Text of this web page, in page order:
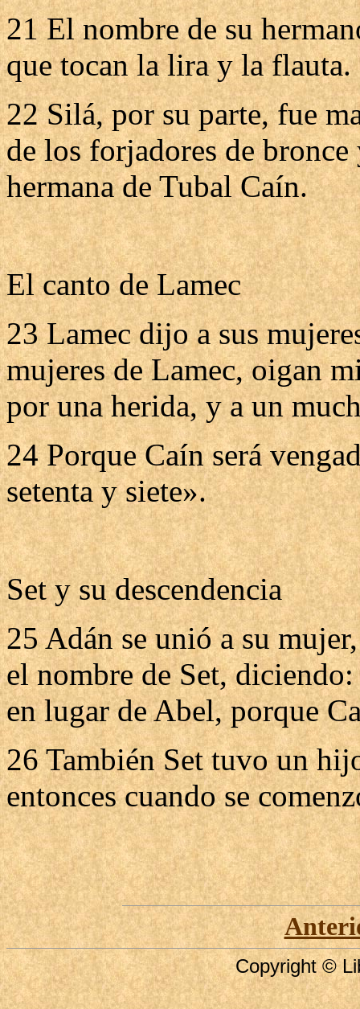
21 El nombre de su
que tocan la lira y la flauta.
22 Silá, por su parte, fue
de los forjadores de
hermana de Tubal Caín.
El canto de Lamec
23 Lamec dijo a sus
mujeres de Lamec, oigan
por una herida, y a un
24 Porque Caín será
setenta y siete».
Set y su descendencia
25 Adán se unió a su
el nombre de Set,
en lugar de Abel, porque
26 También Set tuvo un
entonces cuando se
Copyright ©